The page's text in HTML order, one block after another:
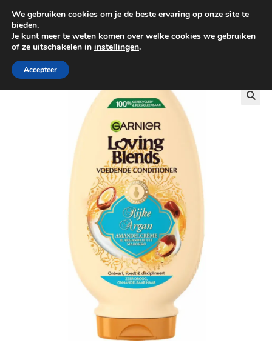
GRATIS BEZORGING VANAF €100
We gebruiken cookies om je de beste ervaring op onze site te
bieden.
Je kunt meer te weten komen over welke cookies we gebruiken
of ze uitschakelen in instellingen.
Accepteer